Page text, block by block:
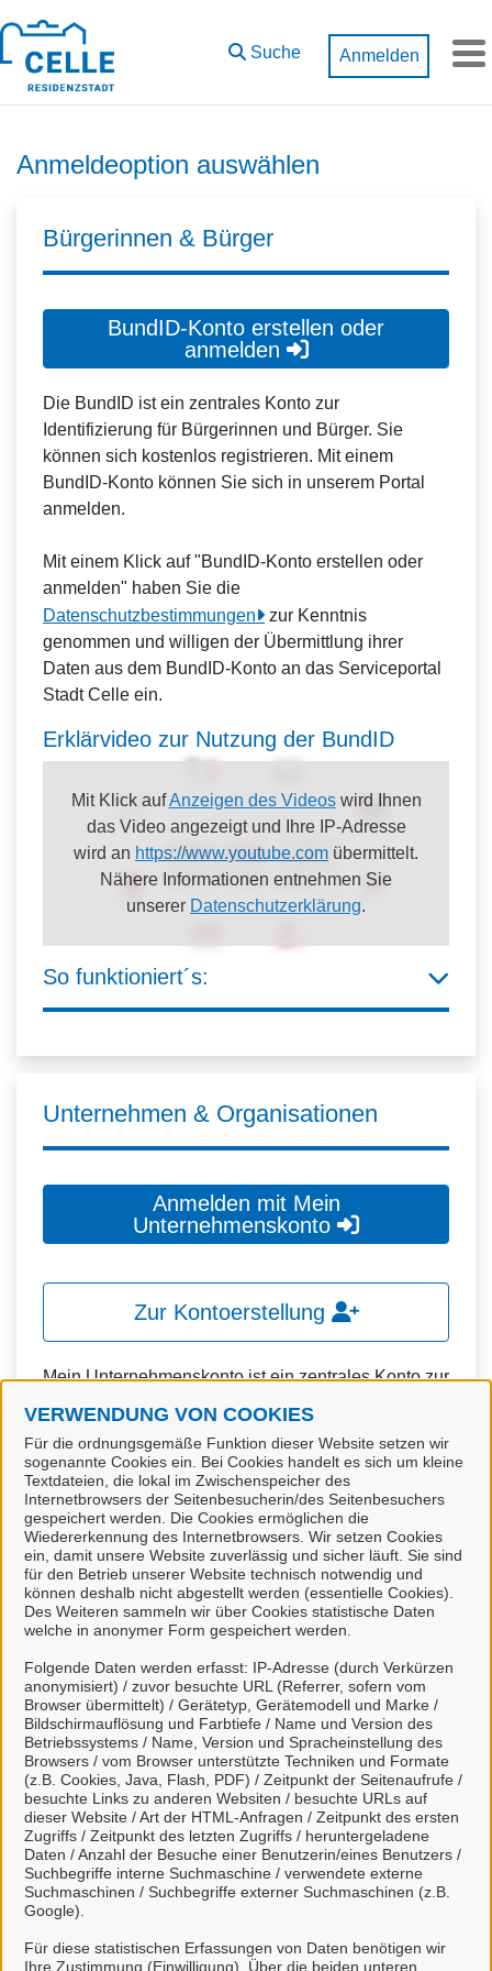
Zum Hauptinhalt springen
VERWENDUNG VON COOKIES
Für die ordnungsgemäße Funktion dieser Website setzen wir
sogenannte Cookies ein. Bei Cookies handelt es sich um kleine
Textdateien, die lokal im Zwischenspeicher des
Internetbrowsers der Seitenbesucherin/des Seitenbesuchers
gespeichert werden. Die Cookies ermöglichen die
Wiedererkennung des Internetbrowsers. Wir setzen Cookies
ein, damit unsere Website zuverlässig und sicher läuft. Sie sind
für den Betrieb unserer Website technisch notwendig und
können deshalb nicht abgestellt werden (essentielle Cookies).
Des Weiteren sammeln wir über Cookies statistische Daten
welche in anonymer Form gespeichert werden.
Folgende Daten werden erfasst: IP-Adresse (durch Verkürzen
anonymisiert) / zuvor besuchte URL (Referrer, sofern vom
Browser übermittelt) / Gerätetyp, Gerätemodell und Marke /
Bildschirmauflösung und Farbtiefe / Name und Version des
Betriebssystems / Name, Version und Spracheinstellung des
Browsers / vom Browser unterstützte Techniken und Formate
(z.B. Cookies, Java, Flash, PDF) / Zeitpunkt der Seitenaufrufe /
besuchte Links zu anderen Websiten / besuchte URLs auf
dieser Website / Art der HTML-Anfragen / Zeitpunkt des ersten
Zugriffs / Zeitpunkt des letzten Zugriffs / heruntergeladene
Daten / Anzahl der Besuche einer Benutzerin/eines Benutzers /
Suchbegriffe interne Suchmaschine / verwendete externe
Suchmaschinen / Suchbegriffe externer Suchmaschinen (z.B.
Google).
Für diese statistischen Erfassungen von Daten benötigen wir
Ihre Zustimmung (Einwilligung). Über die beiden unteren
Suche Anmelden
Anmeldeoption auswählen
Bürgerinnen & Bürger
BundID-Konto erstellen oder
anmelden
Die BundID ist ein zentrales Konto zur
Identifizierung für Bürgerinnen und Bürger. Sie
können sich kostenlos registrieren. Mit einem
BundID-Konto können Sie sich in unserem Portal
anmelden.
Mit einem Klick auf "BundID-Konto erstellen oder
anmelden" haben Sie die
Datenschutzbestimmungen
zur Kenntnis
genommen und willigen der Übermittlung ihrer
Daten aus dem BundID-Konto an das Serviceportal
Stadt Celle ein.
Erklärvideo zur Nutzung der BundID
Mit Klick aufAnzeigen des Videoswird Ihnen
das Video angezeigt und Ihre IP-Adresse
wird an https://www.youtube.com übermittelt.
Nähere Informationen entnehmen Sie
unserer Datenschutzerklärung.
So funktioniert´s:
Unternehmen & Organisationen
Anmelden mit Mein
Unternehmenskonto
Zur Kontoerstellung
Mein Unternehmenskonto ist ein zentrales Konto zur
Juristische Personen,
Vereinigungen, denen ein Recht zustehen
kann
natürliche Personen, die beruflich oder
gewerblich tätig sind.
Eine Nutzung ist aber auch durch Behörden im
Sinne von § 1 Abs. 4 Verwaltungsverfahrensgesetz
Mit einem Klick auf "Anmelden mit Mein
Unternehmenskonto" haben Sie die
Datenschutzbestimmungenzur Kenntnis
genommen und willigen der Übermittlung ihrer
Daten aus Mein Unternehmenskonto an das
Serviceportal Stadt Celle ein.
So funktioniert´s: